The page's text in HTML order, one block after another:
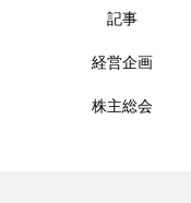
記事
経営企画
株主総会